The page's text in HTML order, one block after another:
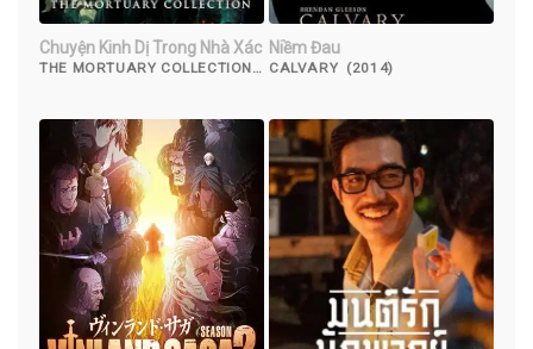
Chuyện Kinh Dị Trong Nhà Xác
THE MORTUARY COLLECTION
Niềm Đau
CALVARY (2014)